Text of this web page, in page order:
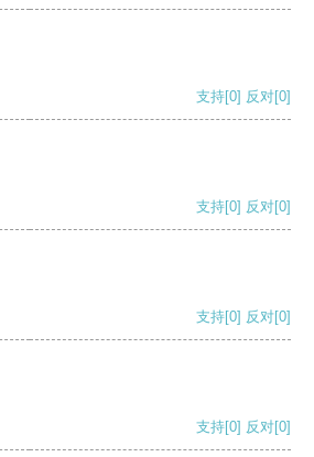
支持[0] 反对[0]
支持[0] 反对[0]
支持[0] 反对[0]
支持[0] 反对[0]